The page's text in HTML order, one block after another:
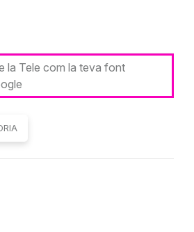
la Tele com la teva font